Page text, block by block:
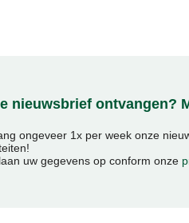
nieuwsbrief ontvangen?
ongeveer 1x per week onze
uw gegevens op conform onze